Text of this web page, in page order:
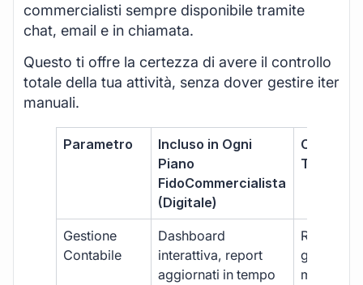
commercialisti sempre disponibile tramite
chat, email e in chiamata.
Questo ti offre la certezza di avere il controllo
totale della tua attività, senza dover gestire iter
manuali.
Parametro
Incluso in Ogni
Piano
FidoCommercialista
(Digitale)
Gestione
Contabile
Dashboard
interattiva, report
aggiornati in tempo
Report
gestione
manuale,